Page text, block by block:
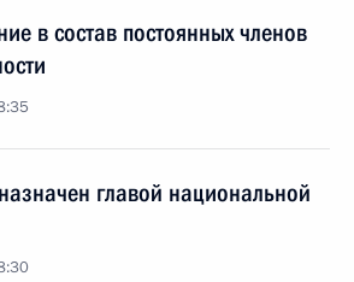
в состав постоянных членов
главой национальной